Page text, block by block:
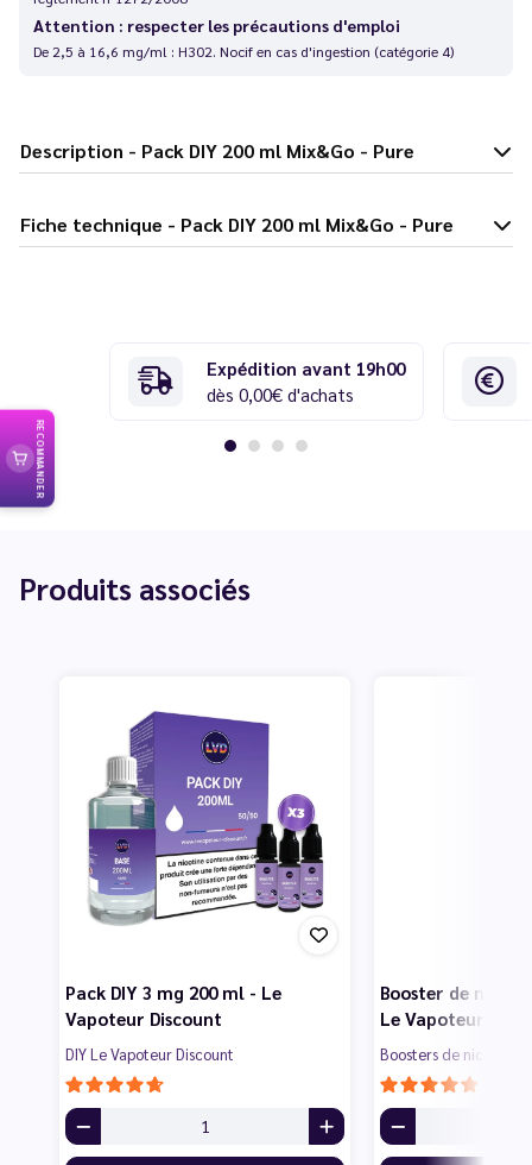
Attention : respecter les précautions d'emploi
De 2,5 à 16,6 mg/ml : H302. Nocif en cas d'ingestion (catégorie 4)
Description - Pack DIY 200 ml Mix&Go - Pure
Fiche technique - Pack DIY 200 ml Mix&Go - Pure
Expédition avant 19h00
dès 0,00€ d'achats
Produits associés
Pack DIY 3 mg 200 ml - Le
Vapoteur Discount
DIY Le Vapoteur Discount
Booster de
Le Vapoteur
Boosters de nicotine
RECOMMANDER